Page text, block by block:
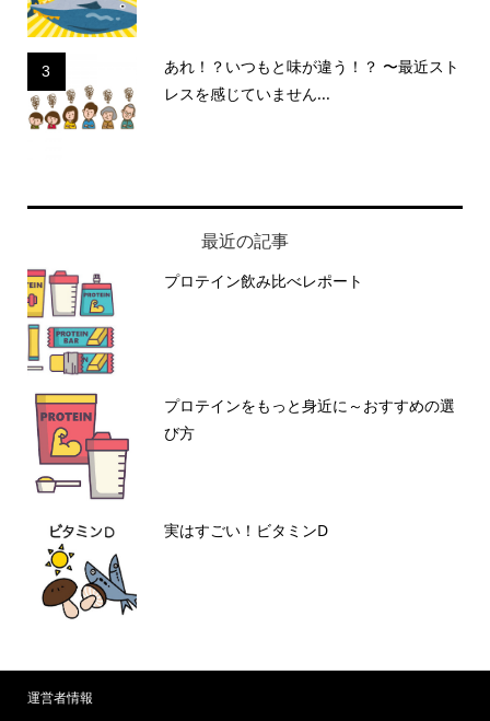
3
あれ！？いつもと味が違う！？ 〜最近スト
レスを感じていません...
最近の記事
プロテイン飲み比べレポート
プロテインをもっと身近に～おすすめの選
び方
実はすごい！ビタミンD
運営者情報